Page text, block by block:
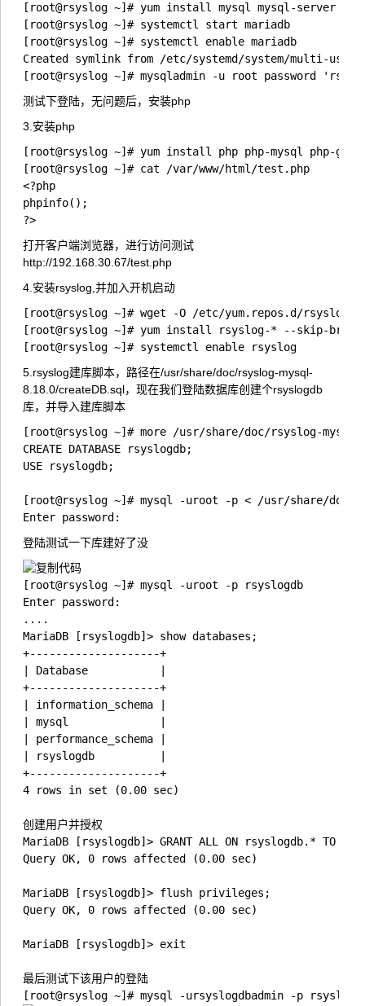
[root@rsyslog ~]# yum install mysql mysql-server -y
[root@rsyslog ~]# systemctl start mariadb
[root@rsyslog ~]# systemctl enable mariadb
Created symlink from /etc/systemd/system/multi-
[root@rsyslog ~]# mysqladmin -u root password
测试下登陆，无问题后，安装php
3.安装php
[root@rsyslog ~]# yum install php php-mysql php-gd -
[root@rsyslog ~]# cat /var/www/html/test.php
<?php
phpinfo();
?>
打开客户端浏览器，进行访问测试
http://192.168.30.67/test.php
4.安装rsyslog,并加入开机启动
[root@rsyslog ~]# wget -O /etc/yum.repos.d/
[root@rsyslog ~]# yum install rsyslog-* --skip-
[root@rsyslog ~]# systemctl enable rsyslog
5.rsyslog建库脚本，路径在/usr/share/doc/rsyslog-mysql-
8.18.0/createDB.sql，现在我们登陆数据库创建个rsyslogdb
库，并导入建库脚本
[root@rsyslog ~]# more /usr/share/doc/rsyslog-
CREATE DATABASE rsyslogdb;
USE rsyslogdb;
[root@rsyslog ~]# mysql -uroot -p < /usr/share/doc/
Enter password:
登陆测试一下库建好了没
[root@rsyslog ~]# mysql -uroot -p rsyslogdb
Enter password:
....
MariaDB [rsyslogdb]> show databases;
+--------------------+
| Database           |
+--------------------+
| information_schema |
| mysql              |
| performance_schema |
| rsyslogdb          |
+--------------------+
4 rows in set (0.00 sec)
创建用户并授权
MariaDB [rsyslogdb]> GRANT ALL ON rsyslogdb.* TO
Query OK, 0 rows affected (0.00 sec)
MariaDB [rsyslogdb]> flush privileges;
Query OK, 0 rows affected (0.00 sec)
MariaDB [rsyslogdb]> exit
最后测试下该用户的登陆
[root@rsyslog ~]# mysql -ursyslogdbadmin -p